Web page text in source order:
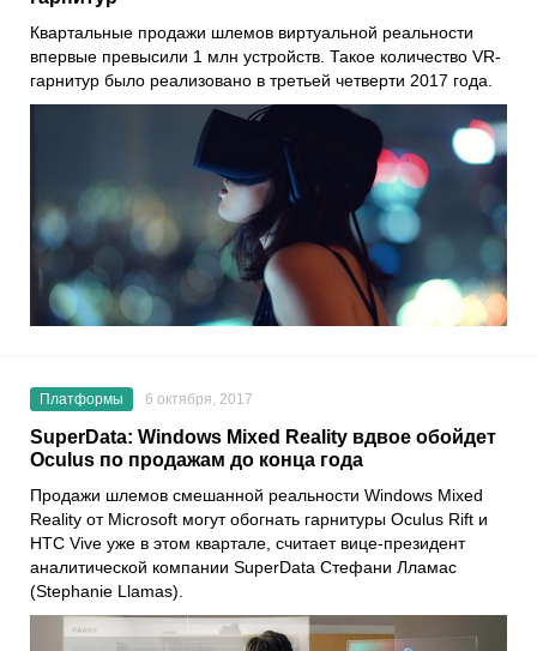
Квартальные продажи шлемов виртуальной реальности
впервые превысили 1 млн устройств. Такое количество VR-
гарнитур было реализовано в третьей четверти 2017 года.
Платформы 6 октября, 2017
SuperData: Windows Mixed Reality вдвое обойдет
Oculus по продажам до конца года
Продажи шлемов смешанной реальности Windows Mixed
Reality от Microsoft могут обогнать гарнитуры Oculus Rift и
HTC Vive уже в этом квартале, считает вице-президент
аналитической компании SuperData Стефани Лламас
(Stephanie Llamas).